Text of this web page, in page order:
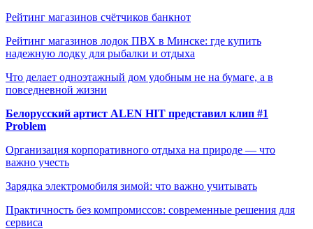
Рейтинг магазинов счётчиков банкнот
Рейтинг магазинов лодок ПВХ в Минске: где купить
надежную лодку для рыбалки и отдыха
Что делает одноэтажный дом удобным не на бумаге, а в
повседневной жизни
Белорусский артист ALEN HIT представил клип #1
Problem
Организация корпоративного отдыха на природе — что
важно учесть
Зарядка электромобиля зимой: что важно учитывать
Практичность без компромиссов: современные решения для
сервиса